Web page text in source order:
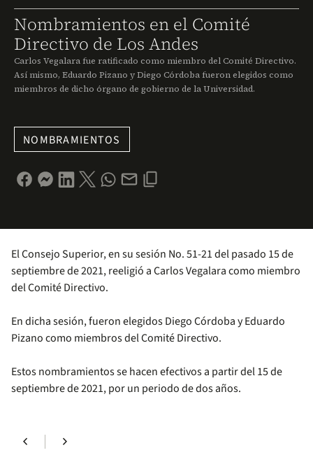
Nombramientos en el Comité
Directivo de Los Andes
Carlos Vegalara fue ratificado como miembro del Comité Directivo.
Así mismo, Eduardo Pizano y Diego Córdoba fueron elegidos como
miembros de dicho órgano de gobierno de la Universidad.
NOMBRAMIENTOS
El Consejo Superior, en su sesión No. 51-21 del pasado 15 de
septiembre de 2021, reeligió a Carlos Vegalara como miembro
del Comité Directivo.
En dicha sesión, fueron elegidos Diego Córdoba y Eduardo
Pizano como miembros del Comité Directivo.
Estos nombramientos se hacen efectivos a partir del 15 de
septiembre de 2021, por un periodo de dos años.
chevron_left chevron_right